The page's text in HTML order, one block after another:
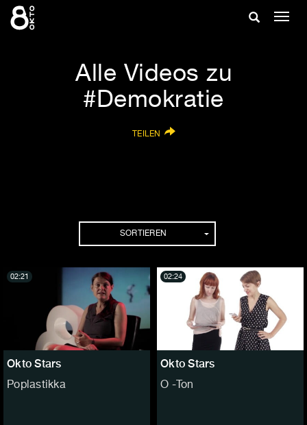
Zum
Inhalt
Suche
Alle Videos zu
#Demokratie
TEILEN
SORTIEREN
Okto Stars
Poplastikka
02:21
Okto Stars
O -Ton
02:24